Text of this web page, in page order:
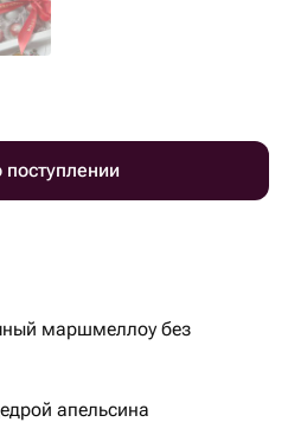
поступлении
маршмеллоу без
апельсина